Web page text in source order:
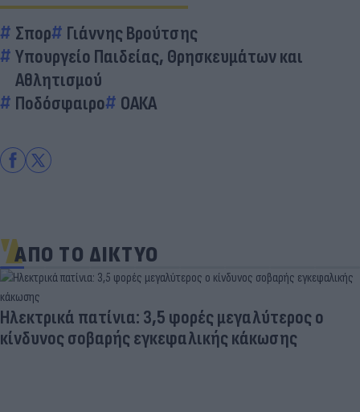
Σπορ
Γιάννης Βρούτσης
Υπουργείο Παιδείας, Θρησκευμάτων και
Αθλητισμού
Ποδόσφαιρο
ΟΑΚΑ
ΑΠΟ ΤΟ ΔΙΚΤΥΟ